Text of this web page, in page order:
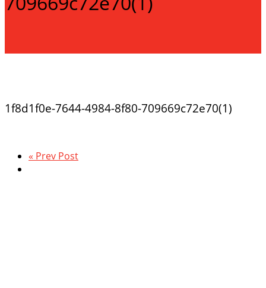
1f8d1f0e-7644-4984-8f80-709669c72e70(1)
« Prev Post